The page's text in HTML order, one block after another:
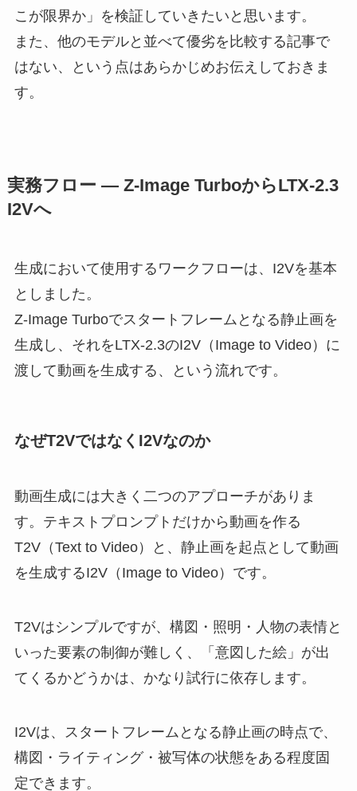
こが限界か」を検証していきたいと思います。
また、他のモデルと並べて優劣を比較する記事で
はない、という点はあらかじめお伝えしておきま
す。
実務フロー — Z-Image TurboからLTX-2.3
I2Vへ
生成において使用するワークフローは、I2Vを基本
としました。
Z-Image Turboでスタートフレームとなる静止画を
生成し、それをLTX-2.3のI2V（Image to Video）に
渡して動画を生成する、という流れです。
なぜT2VではなくI2Vなのか
動画生成には大きく二つのアプローチがありま
す。テキストプロンプトだけから動画を作る
T2V（Text to Video）と、静止画を起点として動画
を生成するI2V（Image to Video）です。
T2Vはシンプルですが、構図・照明・人物の表情と
いった要素の制御が難しく、「意図した絵」が出
てくるかどうかは、かなり試行に依存します。
I2Vは、スタートフレームとなる静止画の時点で、
構図・ライティング・被写体の状態をある程度固
定できます。